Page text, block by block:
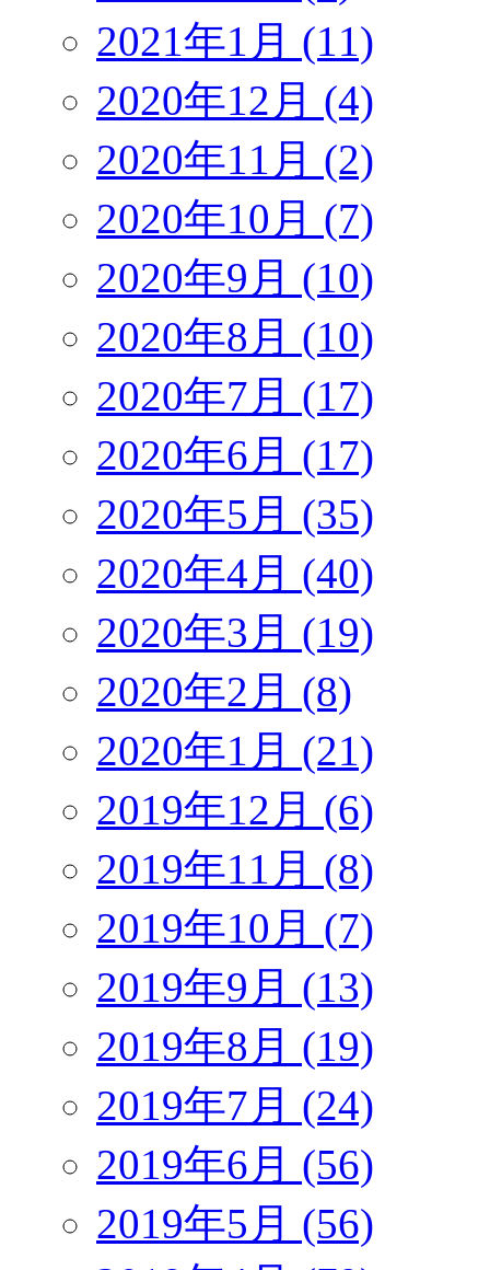
2021年1月 (11)
2020年12月 (4)
2020年11月 (2)
2020年10月 (7)
2020年9月 (10)
2020年8月 (10)
2020年7月 (17)
2020年6月 (17)
2020年5月 (35)
2020年4月 (40)
2020年3月 (19)
2020年2月 (8)
2020年1月 (21)
2019年12月 (6)
2019年11月 (8)
2019年10月 (7)
2019年9月 (13)
2019年8月 (19)
2019年7月 (24)
2019年6月 (56)
2019年5月 (56)